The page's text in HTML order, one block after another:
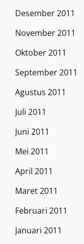
Desember 2011
November 2011
Oktober 2011
September 2011
Agustus 2011
Juli 2011
Juni 2011
Mei 2011
April 2011
Maret 2011
Februari 2011
Januari 2011